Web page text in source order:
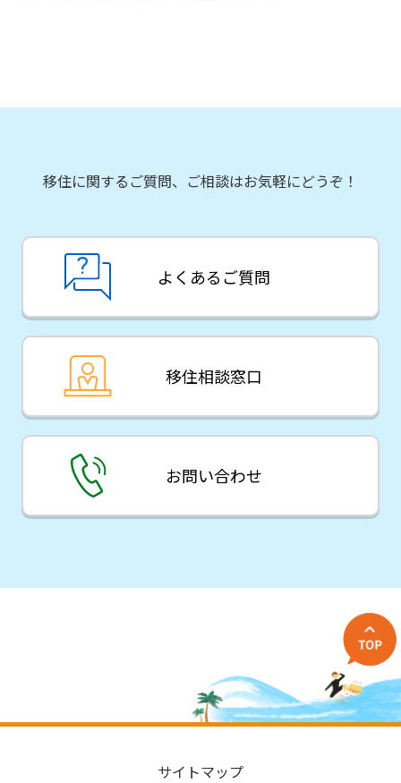
移住に関するご質問、ご相談はお気軽にどうぞ！
よくあるご質問
移住相談窓口
お問い合わせ
サイトマップ